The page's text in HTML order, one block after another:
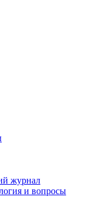
журнал
и вопросы